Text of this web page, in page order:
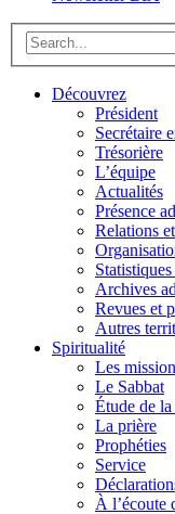
Découvrez
Président
Secrétaire
Trésorière
L’équipe
Actualités
Présence
Relations
Archives
Revues et
Autres
Spiritualité
Les
Le Sabbat
Étude de
La prière
Prophéties
Service
À l’écoute